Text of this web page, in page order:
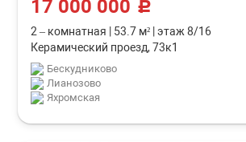
17 000 000 c
2 – комнатная 53.7 м² этаж 8/16
Керамический проезд, 73к1
Бескудниково
Лианозово
Яхромская